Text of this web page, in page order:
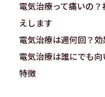
電気治療って痛いの
えします
電気治療は週何回？
電気治療は誰にでも
特徴